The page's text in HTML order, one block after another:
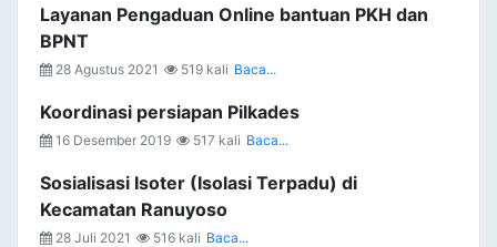
Layanan Pengaduan Online bantuan PKH dan
BPNT
28 Agustus 2021 519 kali Baca...
Koordinasi persiapan Pilkades
16 Desember 2019 517 kali Baca...
Sosialisasi Isoter (Isolasi Terpadu) di
Kecamatan Ranuyoso
28 Juli 2021 516 kali Baca...